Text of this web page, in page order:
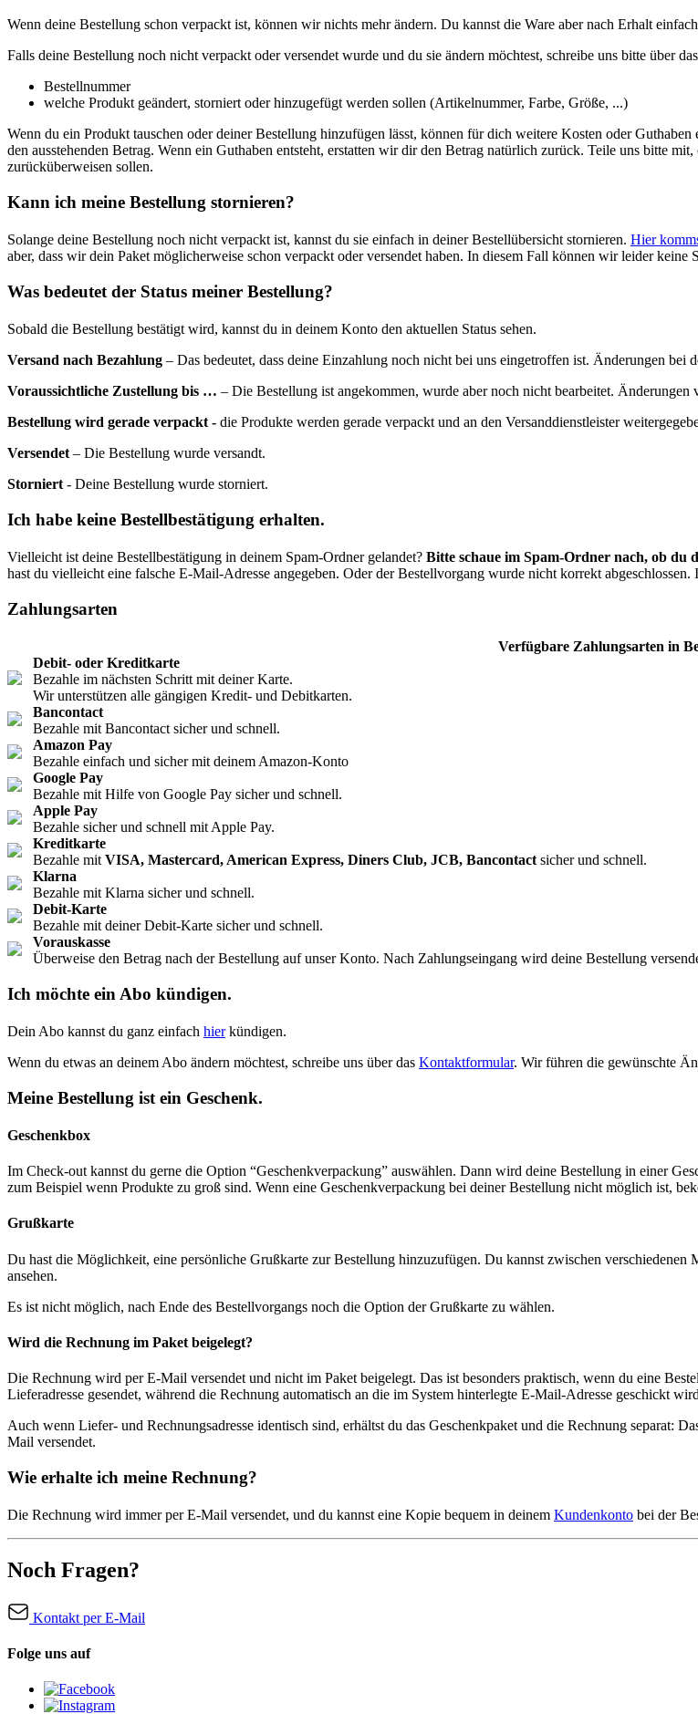
Wenn deine Bestellung schon verpackt ist, können wir nichts mehr ändern. Du kannst die Ware aber nach Erhalt
Falls deine Bestellung noch nicht verpackt oder versendet wurde und du sie ändern möchtest, schreibe uns bitte über das
Bestellnummer
welche Produkt geändert, storniert oder hinzugefügt werden sollen (Artikelnummer, Farbe, Größe, ...)
Wenn du ein Produkt tauschen oder deiner Bestellung hinzufügen lässt, können für dich weitere Kosten oder
den ausstehenden Betrag. Wenn ein Guthaben entsteht, erstatten wir dir den Betrag natürlich zurück. Teile uns bitte
zurücküberweisen sollen.
Kann ich meine Bestellung stornieren?
Solange deine Bestellung noch nicht verpackt ist, kannst du sie einfach in deiner Bestellübersicht stornieren. Hier
aber, dass wir dein Paket möglicherweise schon verpackt oder versendet haben. In diesem Fall können wir leider keine
Was bedeutet der Status meiner Bestellung?
Sobald die Bestellung bestätigt wird, kannst du in deinem Konto den aktuellen Status sehen.
Versand nach Bezahlung – Das bedeutet, dass deine Einzahlung noch nicht bei uns eingetroffen ist. Änderungen bei
Voraussichtliche Zustellung bis … – Die Bestellung ist angekommen, wurde aber noch nicht bearbeitet. Änderungen
Bestellung wird gerade verpackt - die Produkte werden gerade verpackt und an den Versanddienstleister
Versendet – Die Bestellung wurde versandt.
Storniert - Deine Bestellung wurde storniert.
Ich habe keine Bestellbestätigung erhalten.
Vielleicht ist deine Bestellbestätigung in deinem Spam-Ordner gelandet? Bitte schaue im Spam-Ordner nach, ob du
hast du vielleicht eine falsche E-Mail-Adresse angegeben. Oder der Bestellvorgang wurde nicht korrekt abgeschlossen.
Zahlungsarten
Verfügbare Zahlungsarten in
Debit- oder Kreditkarte
Bezahle im nächsten Schritt mit deiner Karte.
Wir unterstützen alle gängigen Kredit- und Debitkarten.
Bancontact
Bezahle mit Bancontact sicher und schnell.
Amazon Pay
Bezahle einfach und sicher mit deinem Amazon-Konto
Google Pay
Bezahle mit Hilfe von Google Pay sicher und schnell.
Apple Pay
Bezahle sicher und schnell mit Apple Pay.
Kreditkarte
Bezahle mit VISA, Mastercard, American Express, Diners Club, JCB, Bancontact sicher und schnell.
Klarna
Bezahle mit Klarna sicher und schnell.
Debit-Karte
Bezahle mit deiner Debit-Karte sicher und schnell.
Vorauskasse
Überweise den Betrag nach der Bestellung auf unser Konto. Nach Zahlungseingang wird deine Bestellung
Ich möchte ein Abo kündigen.
Dein Abo kannst du ganz einfach hierkündigen.
Wenn du etwas an deinem Abo ändern möchtest, schreibe uns über das Kontaktformular. Wir führen die gewünschte
Meine Bestellung ist ein Geschenk.
Geschenkbox
Im Check-out kannst du gerne die Option “Geschenkverpackung” auswählen. Dann wird deine Bestellung in einer
zum Beispiel wenn Produkte zu groß sind. Wenn eine Geschenkverpackung bei deiner Bestellung nicht möglich ist,
Grußkarte
Du hast die Möglichkeit, eine persönliche Grußkarte zur Bestellung hinzuzufügen. Du kannst zwischen
ansehen.
Es ist nicht möglich, nach Ende des Bestellvorgangs noch die Option der Grußkarte zu wählen.
Wird die Rechnung im Paket beigelegt?
Die Rechnung wird per E-Mail versendet und nicht im Paket beigelegt. Das ist besonders praktisch, wenn du eine
Lieferadresse gesendet, während die Rechnung automatisch an die im System hinterlegte E-Mail-Adresse geschickt
Auch wenn Liefer- und Rechnungsadresse identisch sind, erhältst du das Geschenkpaket und die Rechnung separat:
Mail versendet.
Wie erhalte ich meine Rechnung?
Die Rechnung wird immer per E-Mail versendet, und du kannst eine Kopie bequem in deinem Kundenkonto bei der
Noch Fragen?
Kontakt per E-Mail
Folge uns auf